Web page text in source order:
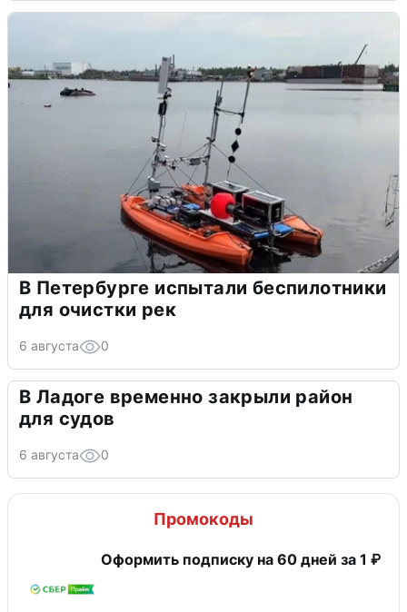
В Петербурге испытали беспилотники
для очистки рек
6 августа 0
В Ладоге временно закрыли район
для судов
6 августа 0
Промокоды
Оформить подписку на 60 дней за 1 ₽